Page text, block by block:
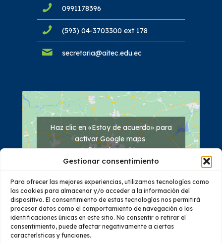
Gestionar consentimiento
Para ofrecer las mejores experiencias, utilizamos tecnologías como
las cookies para almacenar y/o acceder a la información del
dispositivo. El consentimiento de estas tecnologías nos permitirá
procesar datos como el comportamiento de navegación o las
identificaciones únicas en este sitio. No consentir o retirar el
consentimiento, puede afectar negativamente a ciertas
características y funciones.
0991178396
(593) 04-3703300 ext 178
secretaria@aitec.edu.ec
Haz clic en «Estoy de acuerdo» para
activar Google maps
Política de cookies